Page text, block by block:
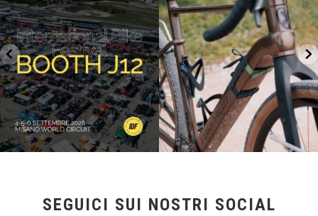
17 1
27 0
SEGUICI SUI NOSTRI SOCIAL